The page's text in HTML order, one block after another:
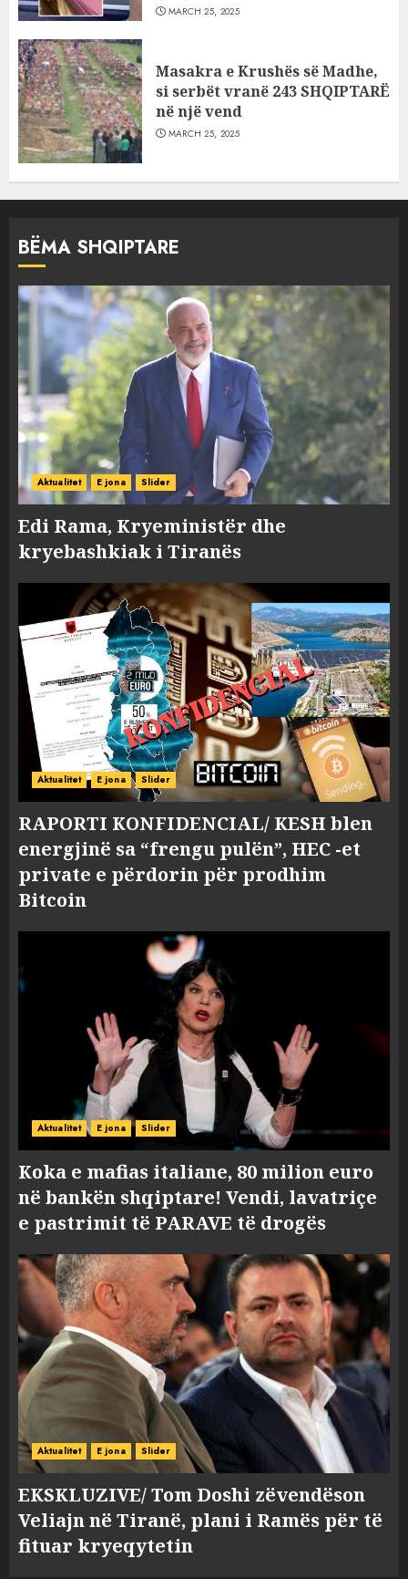
MARCH 25, 2025
Masakra e Krushës së Madhe,
si serbët vranë 243 SHQIPTARË
në një vend
MARCH 25, 2025
BËMA SHQIPTARE
Aktualitet E jona Slider
Edi Rama, Kryeministër dhe
kryebashkiak i Tiranës
Aktualitet E jona Slider
RAPORTI KONFIDENCIAL/ KESH blen
energjinë sa “frengu pulën”, HEC -et
private e përdorin për prodhim
Bitcoin
Aktualitet E jona Slider
Koka e mafias italiane, 80 milion euro
në bankën shqiptare! Vendi, lavatriçe
e pastrimit të PARAVE të drogës
Aktualitet E jona Slider
EKSKLUZIVE/ Tom Doshi zëvendëson
Veliajn në Tiranë, plani i Ramës për të
fituar kryeqytetin